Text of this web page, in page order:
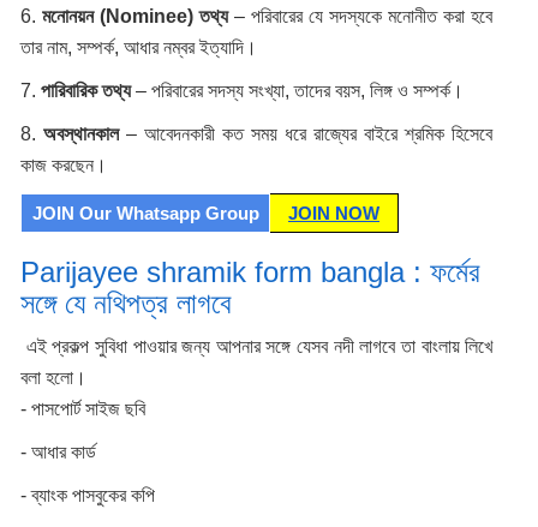
6.মনোনয়ন (Nominee) তথ্য– পরিবারের যে সদস্যকে মনোনীত করা হবে
তার নাম, সম্পর্ক, আধার নম্বর ইত্যাদি।
7. পারিবারিক তথ্য– পরিবারের সদস্য সংখ্যা, তাদের বয়স, লিঙ্গ ও সম্পর্ক।
8.অবস্থানকাল– আবেদনকারী কত সময় ধরে রাজ্যের বাইরে শ্রমিক হিসেবে
কাজ করছেন।
JOIN Our Whatsapp Group JOIN NOW
Parijayee shramik form bangla : ফর্মের
সঙ্গে যে নথিপত্র লাগবে
এই প্রকল্প সুবিধা পাওয়ার জন্য আপনার সঙ্গে যেসব নদী লাগবে তা বাংলায় লিখে
বলা হলো।
- পাসপোর্ট সাইজ ছবি
- আধার কার্ড
- ব্যাংক পাসবুকের কপি